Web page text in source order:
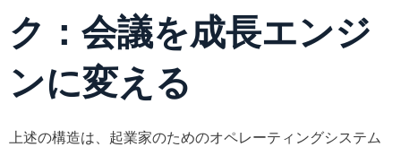
ク：会議を成長エンジ
ンに変える
上述の構造は、起業家のためのオペレーティングシステム